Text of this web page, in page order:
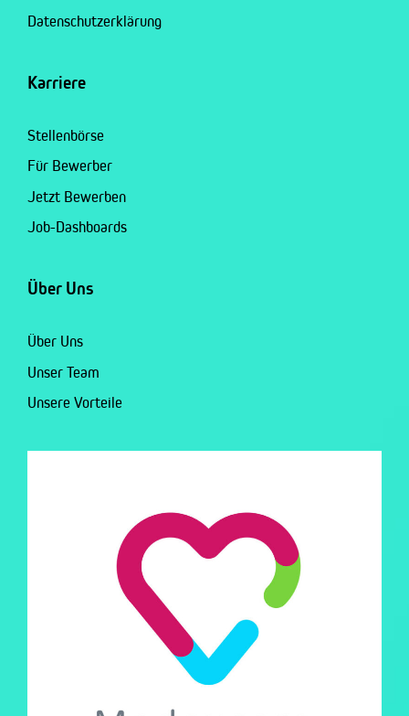
Datenschutzerklärung
Karriere
Stellenbörse
Für Bewerber
Jetzt Bewerben
Job-Dashboards
Über Uns
Über Uns
Unser Team
Unsere Vorteile